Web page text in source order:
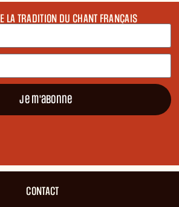
LA TRADITION DU CHANT FRANÇAIS
Je m'abonne
CONTACT